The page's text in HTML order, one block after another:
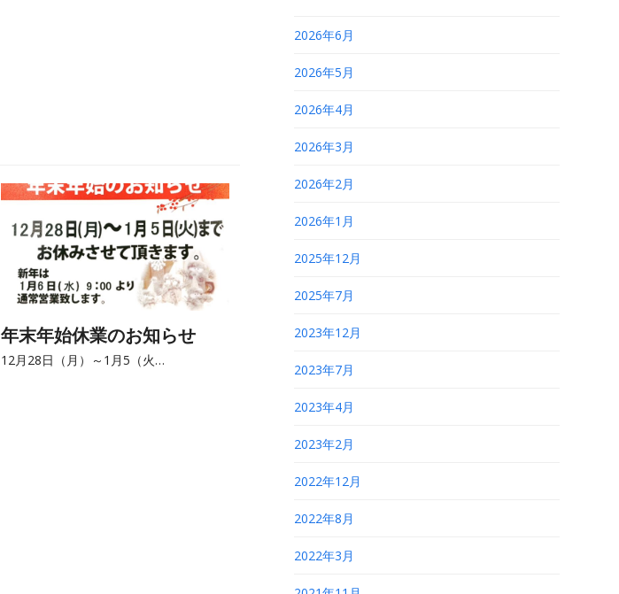
年末年始休業のお知らせ
12月28日（月）～1月5（火…
2026年6月
2026年5月
2026年4月
2026年3月
2026年2月
2026年1月
2025年12月
2025年7月
2023年12月
2023年7月
2023年4月
2023年2月
2022年12月
2022年8月
2022年3月